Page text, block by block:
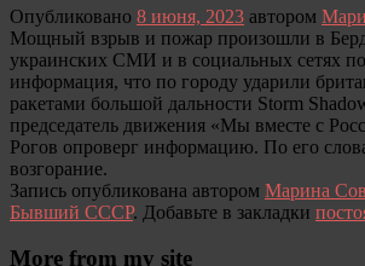
Опубликовано 8 июня, 2023 автором
Мощный взрыв и пожар произошли в
украинских СМИ и в социальных сетях
информация, что по городу ударили
ракетами большой дальности Storm
председатель движения «Мы вместе с
Рогов опроверг информацию. По его
возгорание.
Запись опубликована автором Марина
Бывший СССР. Добавьте в закладки
More from my site